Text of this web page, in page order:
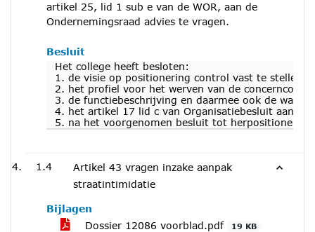
artikel 25, lid 1 sub e van de WOR, aan de
Ondernemingsraad advies te vragen.
Besluit
Het college heeft besloten:
1. de visie op positionering control vast te stellen;
2. het profiel voor het werven van de
3. de functiebeschrijving en daarmee ook de
4. het artikel 17 lid c van Organisatiebesluit aan te
5. na het voorgenomen besluit tot
1.4
Artikel 43 vragen inzake aanpak
straatintimidatie
Bijlagen
Dossier 12086 voorblad.pdf
19 KB